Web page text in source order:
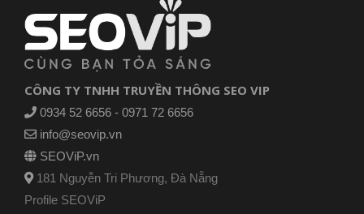
CÔNG TY TNHH TRUYỀN THÔNG SEO VIP
0934 52 6656 - 0971 72 6656
info@seovip.vn
SEOViP.vn
181 Nguyễn Tri Phương, Đà Nẵng
Profile SEOViP